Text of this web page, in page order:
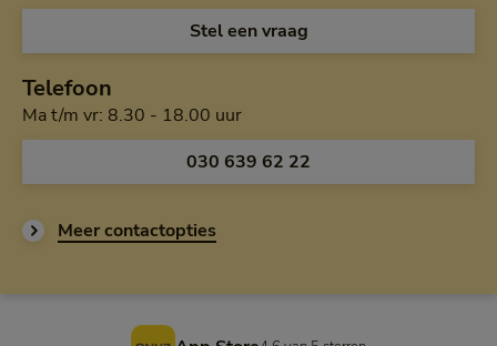
Open de chat en
Stel een vraag
Telefoon
Ma t/m vr: 8.30 - 18.00 uurMaandag tot en met vrijdag
Bel ons op
030 639 62 22
Meer contactopties